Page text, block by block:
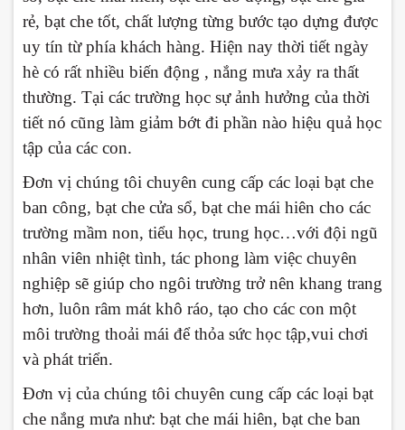
rẻ, bạt che tốt, chất lượng từng bước tạo dựng được
uy tín từ phía khách hàng. Hiện nay thời tiết ngày
hè có rất nhiều biến động , nắng mưa xảy ra thất
thường. Tại các trường học sự ảnh hưởng của thời
tiết nó cũng làm giảm bớt đi phần nào hiệu quả học
tập của các con.
Đơn vị chúng tôi chuyên cung cấp các loại bạt che
ban công, bạt che cửa sổ, bạt che mái hiên cho các
trường mầm non, tiểu học, trung học…với đội ngũ
nhân viên nhiệt tình, tác phong làm việc chuyên
nghiệp sẽ giúp cho ngôi trường trở nên khang trang
hơn, luôn râm mát khô ráo, tạo cho các con một
môi trường thoải mái để thỏa sức học tập,vui chơi
và phát triển.
Đơn vị của chúng tôi chuyên cung cấp các loại bạt
che nắng mưa như: bạt che mái hiên, bạt che ban